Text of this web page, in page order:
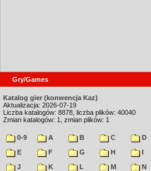
Gry/Games
Katalog gier (konwencja Kaz)
Aktualizacja: 2026-07-19
Liczba katalogów: 8878, liczba plików: 40040
Zmian katalogów: 1, zmian plików: 1
0-9 A B C
D
E
F G H
I
J
K L M
N